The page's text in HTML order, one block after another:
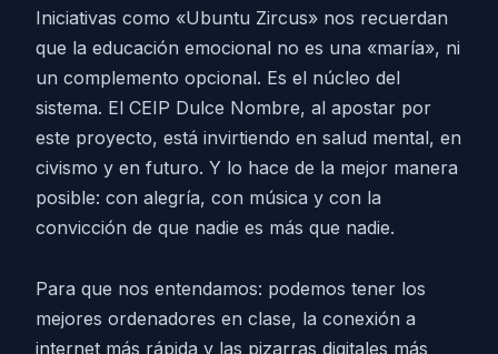
Iniciativas como «Ubuntu Zircus» nos recuerdan
que la educación emocional no es una «maría», ni
un complemento opcional. Es el núcleo del
sistema. El CEIP Dulce Nombre, al apostar por
este proyecto, está invirtiendo en salud mental, en
civismo y en futuro. Y lo hace de la mejor manera
posible: con alegría, con música y con la
convicción de que nadie es más que nadie.
Para que nos entendamos: podemos tener los
mejores ordenadores en clase, la conexión a
internet más rápida y las pizarras digitales más